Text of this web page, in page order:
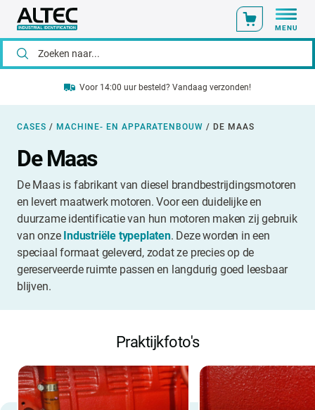
MENU
Voor 14:00 uur besteld? Vandaag verzonden!
CASES / MACHINE- EN APPARATENBOUW / DE MAAS
De Maas
De Maas is fabrikant van diesel brandbestrijdingsmotoren
en levert maatwerk motoren. Voor een duidelijke en
duurzame identificatie van hun motoren maken zij gebruik
van onze Industriële typeplaten. Deze worden in een
speciaal formaat geleverd, zodat ze precies op de
gereserveerde ruimte passen en langdurig goed leesbaar
blijven.
Praktijkfoto's